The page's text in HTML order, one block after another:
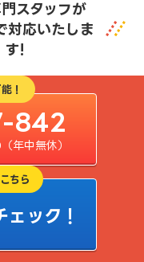
スタッフが
対応いたしま
す!
！
842
年中無休）
ちら
ック！